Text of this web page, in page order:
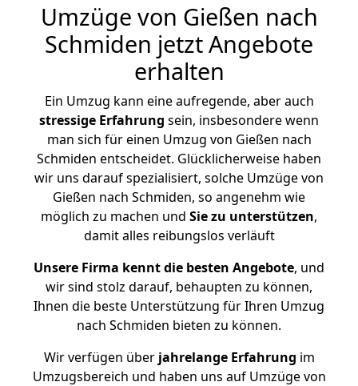
Umzüge von Gießen nach
Schmiden jetzt Angebote
erhalten
Ein Umzug kann eine aufregende, aber auch
stressige Erfahrung sein, insbesondere wenn
man sich für einen Umzug von Gießen nach
Schmiden entscheidet. Glücklicherweise haben
wir uns darauf spezialisiert, solche Umzüge von
Gießen nach Schmiden, so angenehm wie
möglich zu machen und Sie zu unterstützen,
damit alles reibungslos verläuft
Unsere Firma kennt die besten Angebote, und
wir sind stolz darauf, behaupten zu können,
Ihnen die beste Unterstützung für Ihren Umzug
nach Schmiden bieten zu können.
Wir verfügen überjahrelange Erfahrung im
Umzugsbereich und haben uns auf Umzüge von